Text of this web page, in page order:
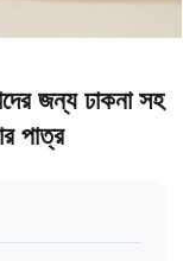
জন্য ঢাকনা সহ
পাত্র